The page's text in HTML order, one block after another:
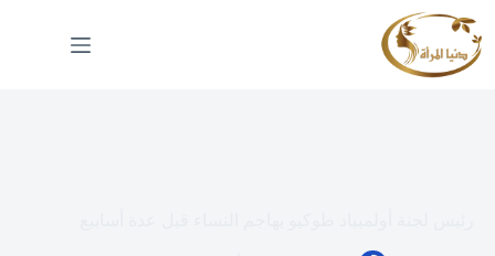
إلى
المحتوى